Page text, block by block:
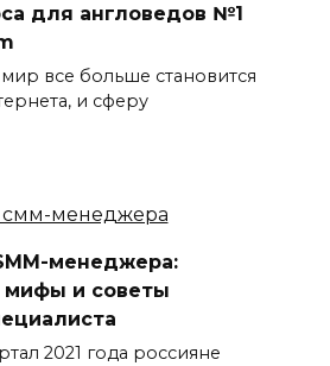
для англоведов №1
все больше становится
и сферу
менеджера:
мифы и советы
2021 года россияне